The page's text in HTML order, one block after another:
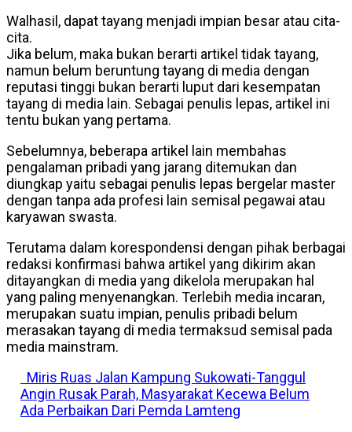
Walhasil, dapat tayang menjadi impian besar atau cita-
cita.
Jika belum, maka bukan berarti artikel tidak tayang,
namun belum beruntung tayang di media dengan
reputasi tinggi bukan berarti luput dari kesempatan
tayang di media lain. Sebagai penulis lepas, artikel ini
tentu bukan yang pertama.
Sebelumnya, beberapa artikel lain membahas
pengalaman pribadi yang jarang ditemukan dan
diungkap yaitu sebagai penulis lepas bergelar master
dengan tanpa ada profesi lain semisal pegawai atau
karyawan swasta.
Terutama dalam korespondensi dengan pihak berbagai
redaksi konfirmasi bahwa artikel yang dikirim akan
ditayangkan di media yang dikelola merupakan hal
yang paling menyenangkan. Terlebih media incaran,
merupakan suatu impian, penulis pribadi belum
merasakan tayang di media termaksud semisal pada
media mainstram.
Miris Ruas Jalan Kampung Sukowati-Tanggul
Angin Rusak Parah, Masyarakat Kecewa Belum
Ada Perbaikan Dari Pemda Lamteng